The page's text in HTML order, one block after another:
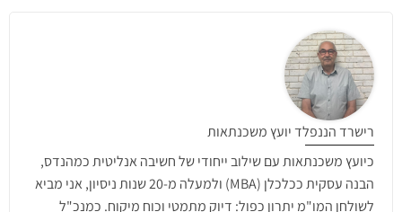
רישרד הננפלד יועץ משכנתאות
כיועץ משכנתאות עם שילוב ייחודי של חשיבה אנליטית כמהנדס,
הבנה עסקית ככלכלן (MBA) ולמעלה מ-20 שנות ניסיון, אני מביא
לשולחן המו"מ יתרון כפול: דיוק מתמטי וכוח מיקוח. כמנכ"ל